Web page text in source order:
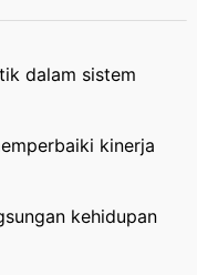
dalam sistem
kinerja
kehidupan